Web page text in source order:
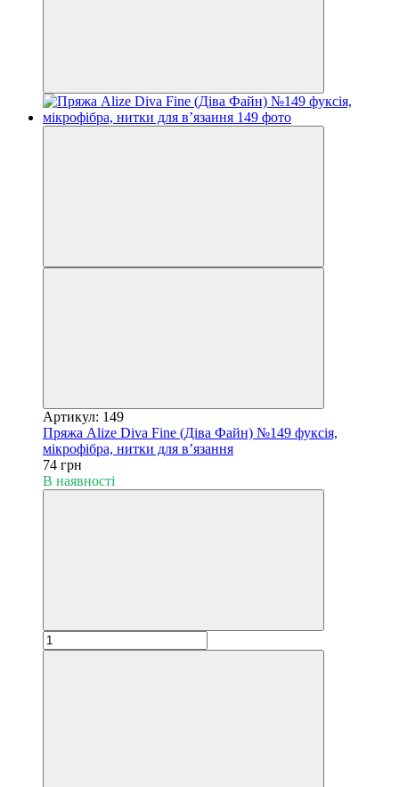
Артикул: 149
Пряжа Alize Diva Fine (Діва Файн) №149 фуксія,
мікрофібра, нитки для в’язання
74 грн
В наявності